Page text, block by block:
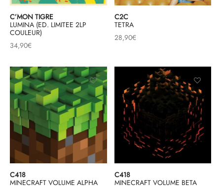
C’MON TIGRE
LUMINA (ED. LIMITEE 2LP
COULEUR)
34,90€
C2C
TETRA
28,90€
C418
MINECRAFT VOLUME ALPHA
C418
MINECRAFT VOLUME BETA